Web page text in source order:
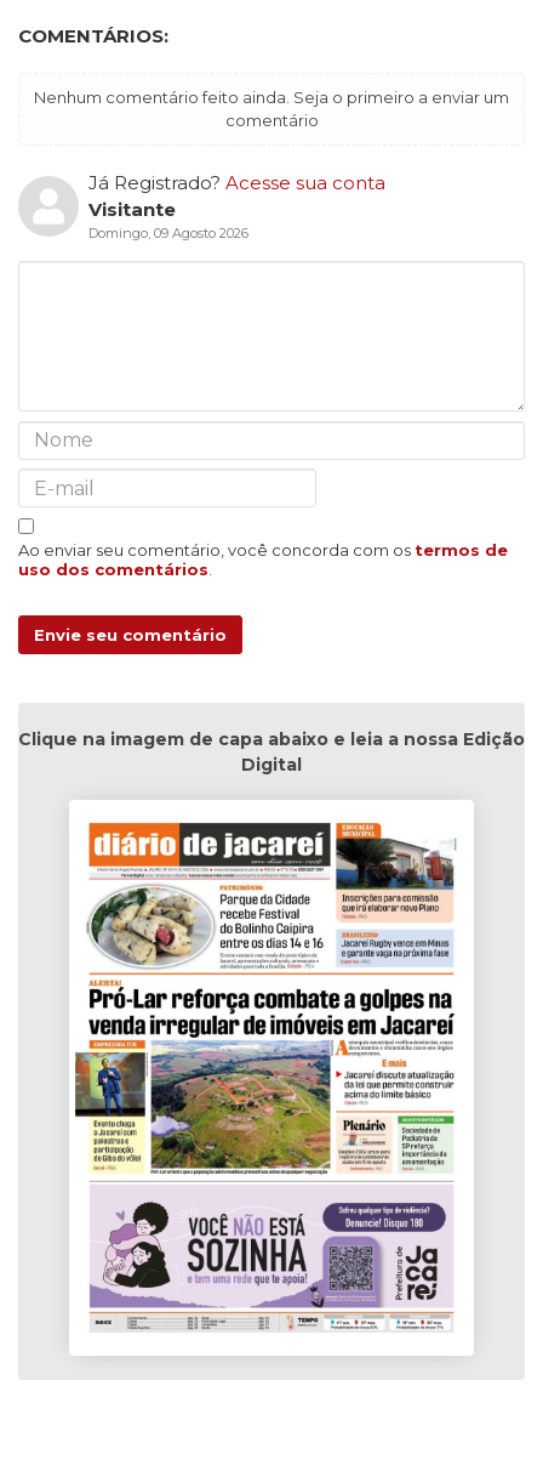
COMENTÁRIOS:
Nenhum comentário feito ainda. Seja o primeiro a enviar um
comentário
Já Registrado? Acesse sua conta
Visitante
Domingo, 09 Agosto 2026
Ao enviar seu comentário, você concorda com os termos de
uso dos comentários
Envie seu comentário
Clique na imagem de capa abaixo e leia a nossa Edição
Digital